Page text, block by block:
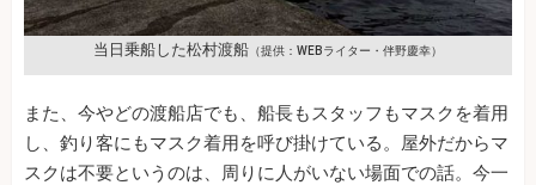
当日乗船した松村渡船 （提供：WEBライター・伴野慶幸）
また、今やどの渡船店でも、船長もスタッフもマスクを着用
し、釣り客にもマスク着用を呼び掛けている。屋外だからマ
スクは不要というのは、周りに人がいない場面での話。今一